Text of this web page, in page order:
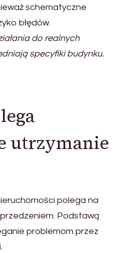
schematyczne
błędów.
do realnych
specyfiki budynku.
utrzymanie
polega na
Podstawą
problemom przez